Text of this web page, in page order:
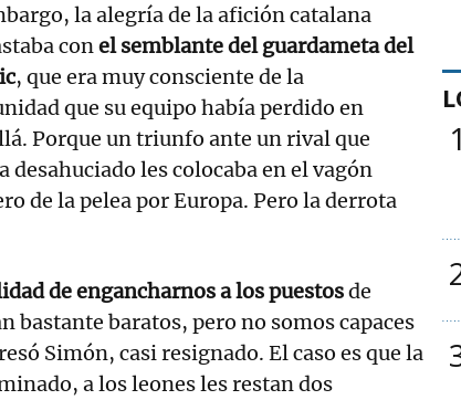
la alegría de la afición catalana
conel semblante del guardameta del
, que era muy consciente de la
que su equipo había perdido en
Porque un triunfo ante un rival que
desahuciado les colocaba en el vagón
de la pelea por Europa. Pero la derrota
de engancharnos a los puestosde
bastante baratos, pero no somos capaces
Simón, casi resignado. El caso es que la
a los leones les restan dos
1